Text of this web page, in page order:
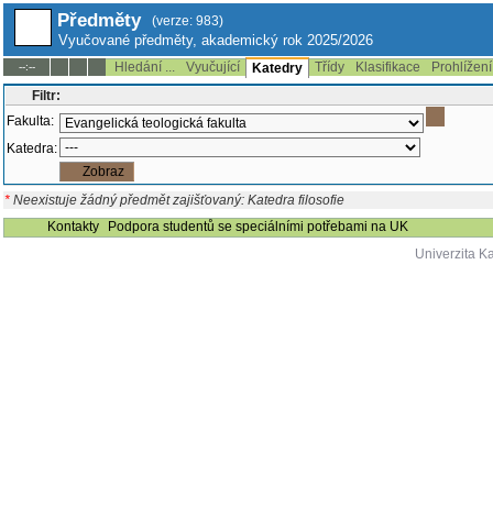
Předměty (verze: 983)
Vyučované předměty, akademický rok 2025/2026
--:-- Hledání ... Vyučující Katedry Třídy Klasifikace
Filtr:
Fakulta:
Katedra:
* Neexistuje žádný předmět zajišťovaný: Katedra filosofie
Kontakty
Podpora studentů se speciálními potřebami na UK
Univerzita